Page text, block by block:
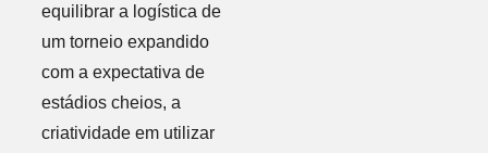
equilibrar a logística de
um torneio expandido
com a expectativa de
estádios cheios, a
criatividade em utilizar